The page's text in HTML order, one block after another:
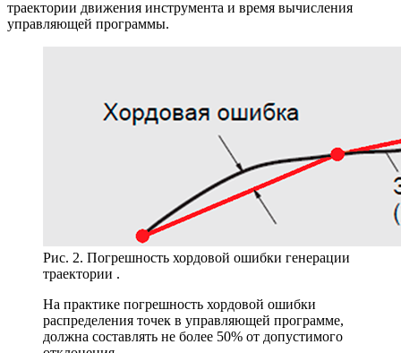
траектории движения инструмента и время вычисления
управляющей программы.
Рис. 2. Погрешность хордовой ошибки генерации
траектории .
На практике погрешность хордовой ошибки
распределения точек в управляющей программе,
должна составлять не более 50% от допустимого